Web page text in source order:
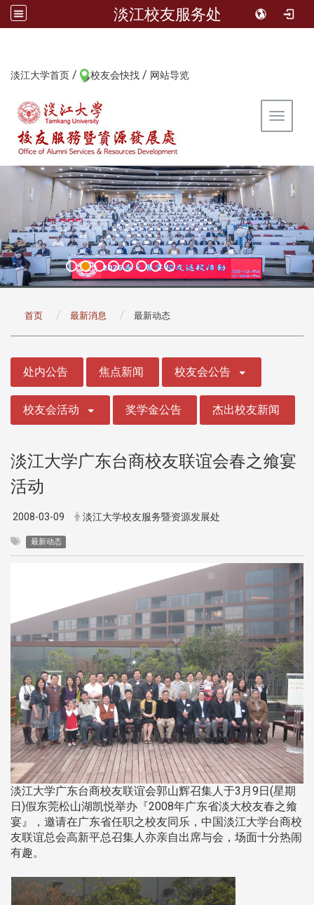
淡江校友服务处
淡江大学首页 / 校友会快找 / 网站导览
Toggle
首页 最新消息 最新动态
处内公告 焦点新闻 校友会公告
校友会活动 奖学金公告 杰出校友新闻
淡江大学广东台商校友联谊会春之飨宴
活动
2008-03-09 淡江大学校友服务暨资源发展处
最新动态
淡江大学广东台商校友联谊会郭山辉召集人于3月9日(星期
日)假东莞松山湖凯悦举办『2008年广东省淡大校友春之飨
宴』，邀请在广东省任职之校友同乐，中国淡江大学台商校
友联谊总会高新平总召集人亦亲自出席与会，场面十分热闹
有趣。